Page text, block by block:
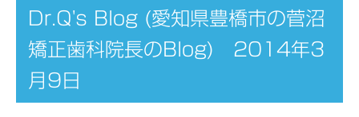
Dr.Q's Blog (愛知県豊橋市の菅沼
矯正歯科院長のBlog) 2014年3
月9日